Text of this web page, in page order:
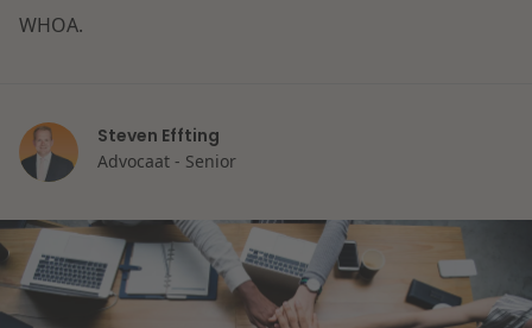
Vastgoed
Aanbesteding & Mededinging
Aansprakelijkheid & Verzekering
Lees meer
Dichtbij de wendbare onderneming
Lees meer
WHOA.
Steven Effting
Advocaat - Senior